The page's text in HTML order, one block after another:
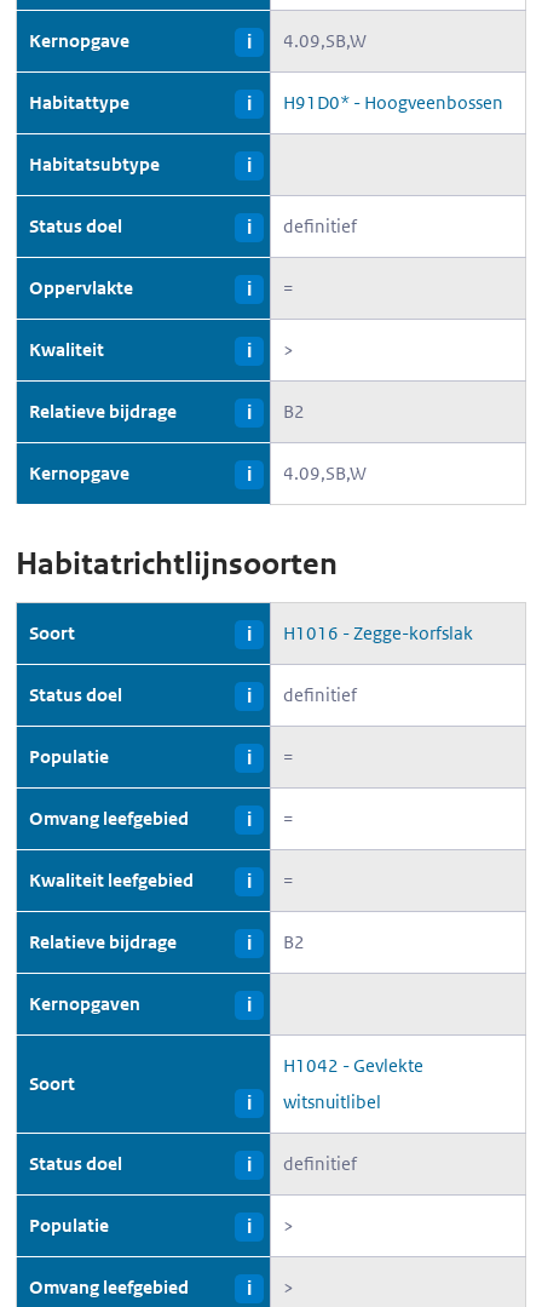
Kernopgave i 4.09,SB,W
Habitattype i H91D0* - Hoogveenbossen
Habitatsubtype i
Status doel i definitief
Oppervlakte i =
Kwaliteit i >
Relatieve bijdrage i B2
Kernopgave i 4.09,SB,W
Habitatrichtlijnsoorten
Soort i H1016 - Zegge-korfslak
Status doel i definitief
Populatie i =
Omvang leefgebied i =
Kwaliteit leefgebied i =
Relatieve bijdrage i B2
Kernopgaven i
Soort
i
H1042 - Gevlekte
witsnuitlibel
Status doel i definitief
Populatie i >
Omvang leefgebied i >